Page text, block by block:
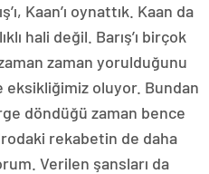
Kaan’ı oynattık. Kaan da
hali değil. Barış’ı birçok
zaman yorulduğunu
eksikliğimiz oluyor. Bundan
döndüğü zaman bence
rekabetin de daha
Verilen şansları da